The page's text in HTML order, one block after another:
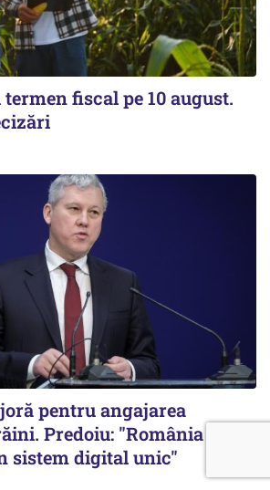
fiscal pe 10 august.
pentru angajarea
Predoiu: "România pune
sistem digital unic"